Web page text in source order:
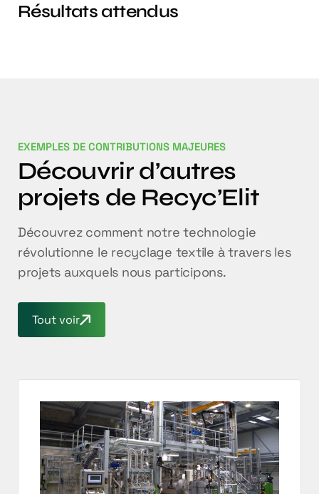
Résultats attendus
EXEMPLES DE CONTRIBUTIONS MAJEURES
Découvrir d’autres
projets de Recyc’Elit
Découvrez comment notre technologie
révolutionne le recyclage textile à travers les
projets auxquels nous participons.
Tout voir